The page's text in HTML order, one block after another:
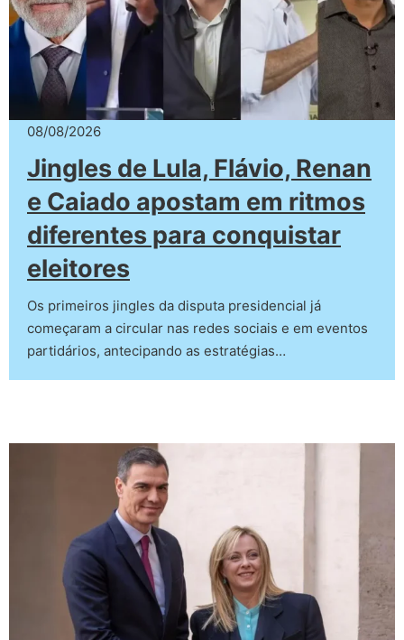
08/08/2026
Jingles de Lula, Flávio, Renan
e Caiado apostam em ritmos
diferentes para conquistar
eleitores
Os primeiros jingles da disputa presidencial já
começaram a circular nas redes sociais e em eventos
partidários, antecipando as estratégias…